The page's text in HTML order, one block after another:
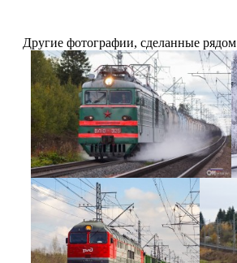
Другие фотографии, сделанные рядом